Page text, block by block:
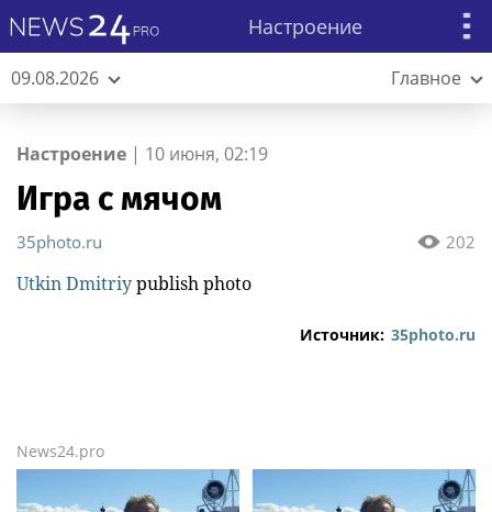
Настроение
09.08.2026 Главное
Настроение | 10 июня, 02:19
Игра с мячом
202
35photo.ru
Utkin Dmitriypublish photo
Источник: 35photo.ru
News24.pro